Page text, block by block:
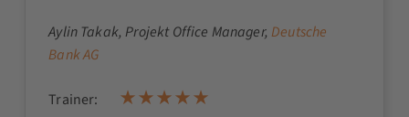
Aylin Takak, Projekt Office Manager,Deutsche
Bank AG
Trainer: